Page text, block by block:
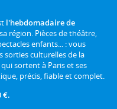
l'hebdomadaire de
région. Pièces de théâtre,
enfants... : vous
sorties culturelles de la
sortent à Paris et ses
précis, fiable et complet.
€.